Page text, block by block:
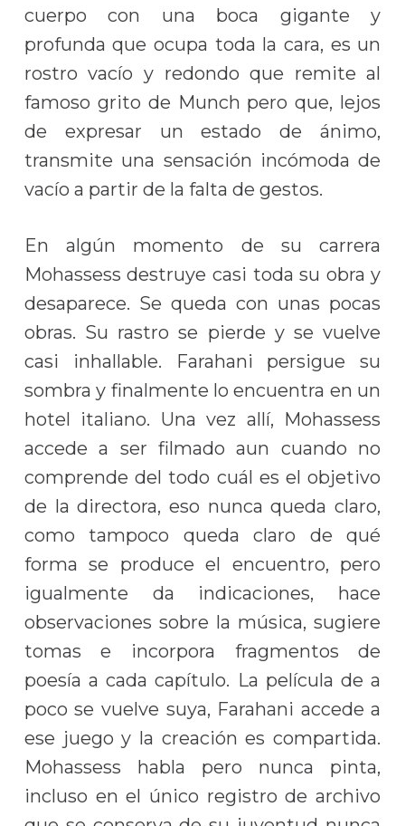
cuerpo con una boca gigante y
profunda que ocupa toda la cara, es un
rostro vacío y redondo que remite al
famoso grito de Munch pero que, lejos
de expresar un estado de ánimo,
transmite una sensación incómoda de
vacío a partir de la falta de gestos.
En algún momento de su carrera
Mohassess destruye casi toda su obra y
desaparece. Se queda con unas pocas
obras. Su rastro se pierde y se vuelve
casi inhallable. Farahani persigue su
sombra y finalmente lo encuentra en un
hotel italiano. Una vez allí, Mohassess
accede a ser filmado aun cuando no
comprende del todo cuál es el objetivo
de la directora, eso nunca queda claro,
como tampoco queda claro de qué
forma se produce el encuentro, pero
igualmente da indicaciones, hace
observaciones sobre la música, sugiere
tomas e incorpora fragmentos de
poesía a cada capítulo. La película de a
poco se vuelve suya, Farahani accede a
ese juego y la creación es compartida.
Mohassess habla pero nunca pinta,
incluso en el único registro de archivo